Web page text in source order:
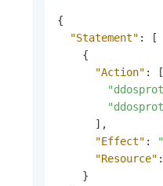
{
"Statement" :
[
{
"Action" :
[
] ,
"Effect" :
"Resource" :
}